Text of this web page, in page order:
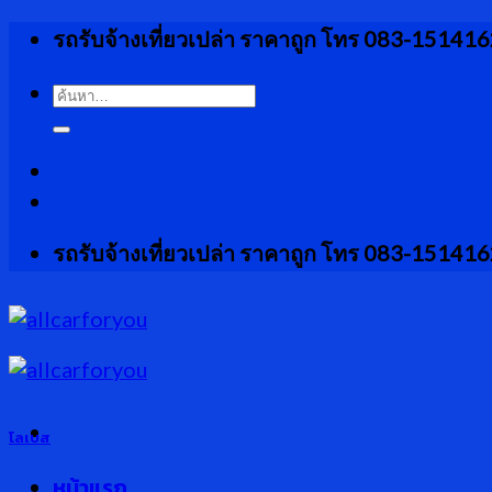
Skip
content
รถรับจ้างเที่ยวเปล่า ราคาถูก โทร 083-
ค้นหา:
รถรับจ้างเที่ยวเปล่า ราคาถูก โทร 083-
โลเบส